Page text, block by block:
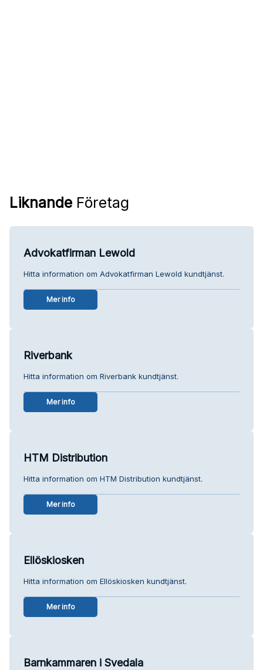
Liknande Företag
Advokatfirman Lewold
Hitta information om Advokatfirman Lewold kundtjänst.
Mer info
Riverbank
Hitta information om Riverbank kundtjänst.
Mer info
HTM Distribution
Hitta information om HTM Distribution kundtjänst.
Mer info
Ellöskiosken
Hitta information om Ellöskiosken kundtjänst.
Mer info
Barnkammaren i Svedala